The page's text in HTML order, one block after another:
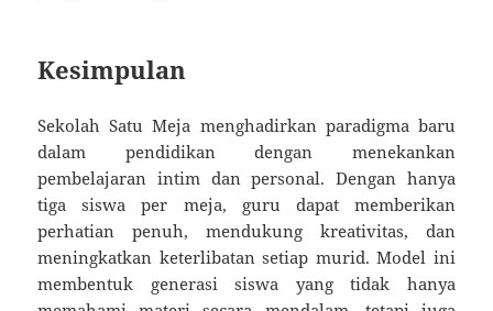
Kesimpulan
Sekolah Satu Meja menghadirkan paradigma baru
dalam pendidikan dengan menekankan
pembelajaran intim dan personal. Dengan hanya
tiga siswa per meja, guru dapat memberikan
perhatian penuh, mendukung kreativitas, dan
meningkatkan keterlibatan setiap murid. Model ini
membentuk generasi siswa yang tidak hanya